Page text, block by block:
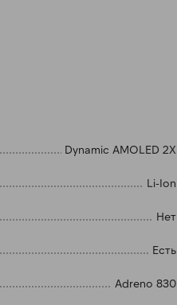
Dynamic AMOLED 2X
Li-Ion
Нет
Есть
Adreno 830
способом